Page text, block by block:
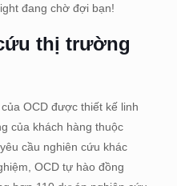
đang chờ đợi bạn!
thị trường
OCD được thiết kế linh
của khách hàng thuộc
cầu nghiên cứu khác
OCD tự hào đồng